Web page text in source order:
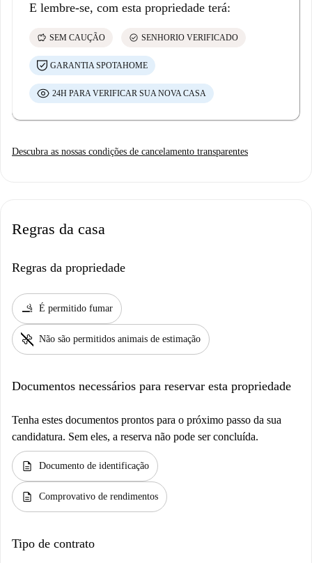
E lembre-se, com esta propriedade terá:
savings SEM CAUÇÃO check_circle SENHORIO VERIFICADO
GARANTIA SPOTAHOME
24H PARA VERIFICAR SUA NOVA CASA
Descubra as nossas condições de cancelamento transparentes
Regras da casa
Regras da propriedade
smoking_rooms É permitido fumar
pet_supplies Não são permitidos animais de estimação
Documentos necessários para reservar esta propriedade
Tenha estes documentos prontos para o próximo passo da sua
candidatura. Sem eles, a reserva não pode ser concluída.
description Documento de identificação
description Comprovativo de rendimentos
Tipo de contrato